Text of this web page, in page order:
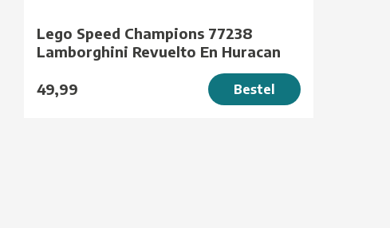
Lego Speed Champions 77238
Lamborghini Revuelto En Huracan
49,99 Bestel